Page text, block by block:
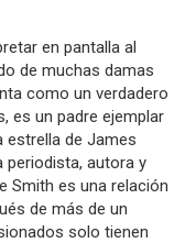
en pantalla al
de muchas damas
como un verdadero
es un padre ejemplar
estrella de James
periodista, autora y
Smith es una relación
de más de un
solo tienen